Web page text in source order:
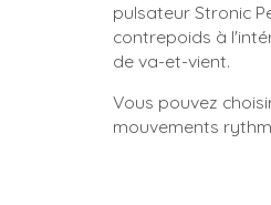
pulsateur Stronic
contrepoids à
de va-et-vient.
Vous pouvez
mouvements